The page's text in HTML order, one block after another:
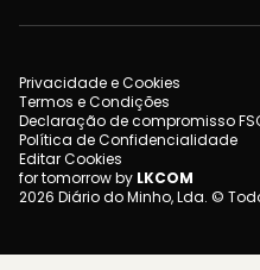
Privacidade e Cookies
Termos e Condições
Declaração de compromisso
Política de Confidencialidade
Editar Cookies
for tomorrow by LKCOM
2026 Diário do Minho, Lda. ©